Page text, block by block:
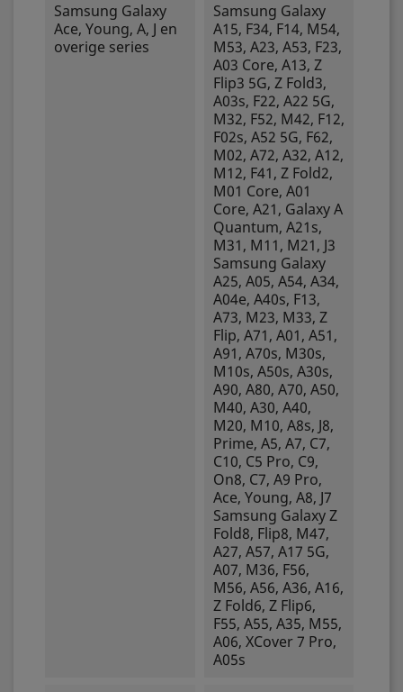
Samsung Galaxy
Ace, Young, A, J en
overige series
Samsung Galaxy
A15, F34, F14, M54,
M53, A23, A53, F23,
A03 Core, A13, Z
Flip3 5G, Z Fold3,
A03s, F22, A22 5G,
M32, F52, M42, F12,
F02s, A52 5G, F62,
M02, A72, A32, A12,
M12, F41, Z Fold2,
M01 Core, A01
Core, A21, Galaxy A
Quantum, A21s,
M31, M11, M21, J3
Samsung Galaxy
A25, A05, A54, A34,
A04e, A40s, F13,
A73, M23, M33, Z
Flip, A71, A01, A51,
A91, A70s, M30s,
M10s, A50s, A30s,
A90, A80, A70, A50,
M40, A30, A40,
M20, M10, A8s, J8,
Prime, A5, A7, C7,
C10, C5 Pro, C9,
On8, C7, A9 Pro,
Ace, Young, A8, J7
Samsung Galaxy Z
Fold8, Flip8, M47,
A27, A57, A17 5G,
A07, M36, F56,
M56, A56, A36, A16,
Z Fold6, Z Flip6,
F55, A55, A35, M55,
A06, XCover 7 Pro,
A05s